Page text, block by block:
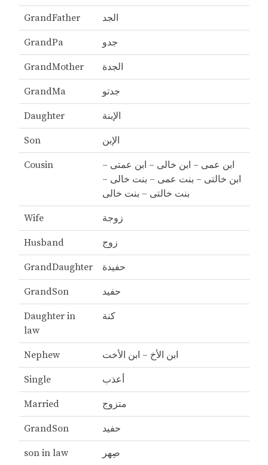
الجد GrandFather
جدو GrandPa
الجدة GrandMother
جدتو GrandMa
الإبنة Daughter
الإبن Son
ابن عمى – ابن خالى – ابن عمتى –
ابن خالتى – بنت عمى – بنت خالى –
بنت خالتى – بنت خالى
Cousin
زوجة Wife
زوج Husband
حفيدة GrandDaughter
حفيد GrandSon
كنة
Daughter in
law
ابن الأخ – ابن الأخت Nephew
أعذب Single
متزوج Married
حفيد GrandSon
صِهر son in law